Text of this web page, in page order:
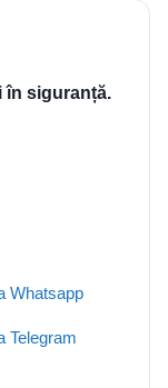
în siguranță.
Whatsapp
Telegram